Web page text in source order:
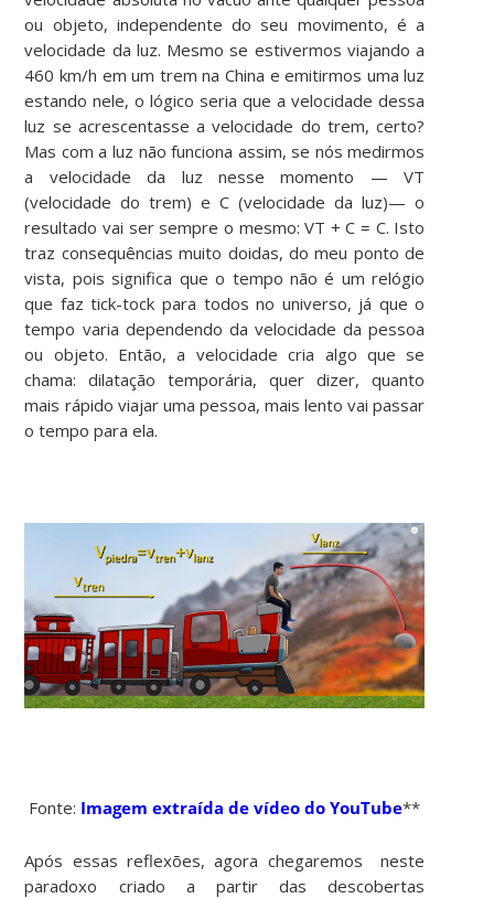
ou objeto, independente do seu movimento, é a
velocidade da luz. Mesmo se estivermos viajando a
460 km/h em um trem na China e emitirmos uma luz
estando nele, o lógico seria que a velocidade dessa
luz se acrescentasse a velocidade do trem, certo?
Mas com a luz não funciona assim, se nós medirmos
a velocidade da luz nesse momento — VT
(velocidade do trem) e C (velocidade da luz)— o
resultado vai ser sempre o mesmo: VT + C = C. Isto
traz consequências muito doidas, do meu ponto de
vista, pois significa que o tempo não é um relógio
que faz tick-tock para todos no universo, já que o
tempo varia dependendo da velocidade da pessoa
ou objeto. Então, a velocidade cria algo que se
chama: dilatação temporária, quer dizer, quanto
mais rápido viajar uma pessoa, mais lento vai passar
o tempo para ela.
Fonte: Imagem extraída de vídeo do YouTube**
Após essas reflexões, agora chegaremos neste
paradoxo criado a partir das descobertas